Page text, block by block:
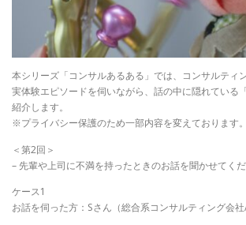
本シリーズ「コンサルあるある」では、コンサルティ
実体験エピソードを伺いながら、話の中に隠れている
紹介します。
※プライバシー保護のため一部内容を変えております。
＜第2回＞
– 先輩や上司に不満を持ったときのお話を聞かせてくだ
ケース1
お話を伺った方：Sさん（総合系コンサルティング会社